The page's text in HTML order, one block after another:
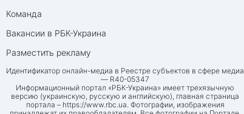
Команда
Вакансии в РБК-Украина
Разместить рекламу
Идентификатор онлайн-медиа в Реестре субъектов в сфере медиа
— R40-05347
Информационный портал «РБК-Украина» имеет трехязычную
версию (украинскую, русскую и английскую), главная страница
портала – https://www.rbc.ua. Фотографии, изображения